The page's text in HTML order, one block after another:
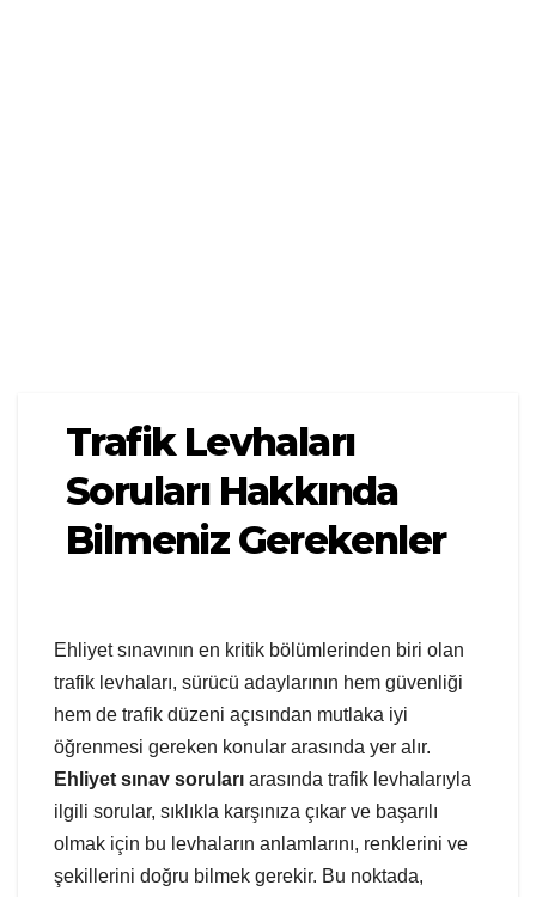
Trafik Levhaları
Soruları Hakkında
Bilmeniz Gerekenler
Ehliyet sınavının en kritik bölümlerinden biri olan
trafik levhaları, sürücü adaylarının hem güvenliği
hem de trafik düzeni açısından mutlaka iyi
öğrenmesi gereken konular arasında yer alır.
Ehliyet sınav soruları arasında trafik levhalarıyla
ilgili sorular, sıklıkla karşınıza çıkar ve başarılı
olmak için bu levhaların anlamlarını, renklerini ve
şekillerini doğru bilmek gerekir. Bu noktada,